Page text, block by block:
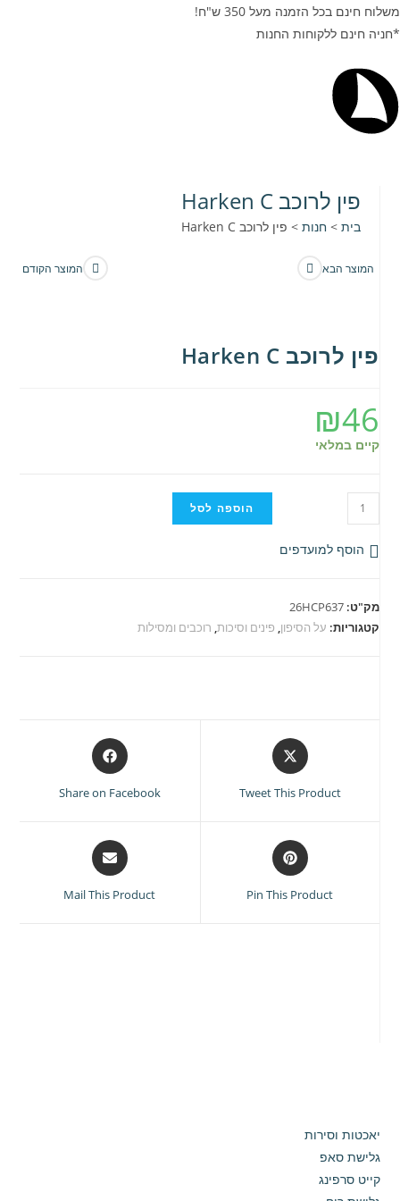
משלוח חינם בכל הזמנה מעל 350 ש"ח!
*חניה חינם ללקוחות החנות
פין לרוכב Harken C
בית> חנות> פין לרוכב Harken C
המוצר הקודם המוצר הבא
פין לרוכב Harken C
₪46
קיים במלאי
כמות
של
פין
C
הוספה לסל
הוסף למועדפים
מק"ט:26HCP637
קטגוריות: על הסיפון, פינים וסיכות, רוכבים ומסילות
Opens
in
new
Tweet This Product
Opens
in
new
Share on Facebook
Opens
in
new
Pin This Product
Opens
in
new
Mail This Product
יאכטות וסירות
גלישת סאפ
קייט סרפינג